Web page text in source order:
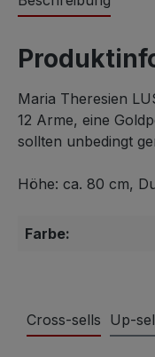
Maria Theresien
12 Arme, eine
sollten unbedingt
Höhe: ca. 80 cm,
Farbe:
Cross-sells Up-